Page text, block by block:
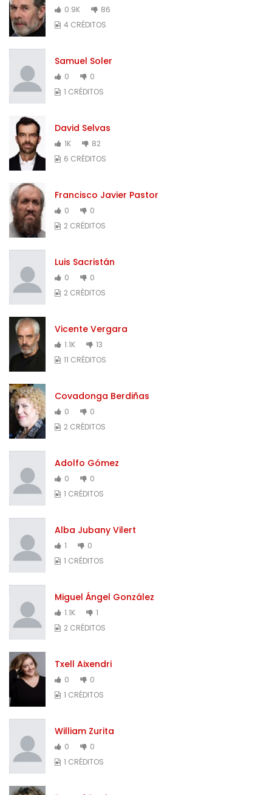
0.9K
86
4 CRÉDITOS
Samuel Soler
0
0
1 CRÉDITOS
David Selvas
1K
82
6 CRÉDITOS
Francisco Javier Pastor
0
0
2 CRÉDITOS
Luis Sacristán
0
0
2 CRÉDITOS
Vicente Vergara
1.1K
13
11 CRÉDITOS
Covadonga Berdiñas
0
0
2 CRÉDITOS
Adolfo Gómez
0
0
1 CRÉDITOS
Alba Jubany Vilert
1
0
1 CRÉDITOS
Miguel Ángel González
1.1K
1
2 CRÉDITOS
Txell Aixendri
0
0
1 CRÉDITOS
William Zurita
0
0
1 CRÉDITOS